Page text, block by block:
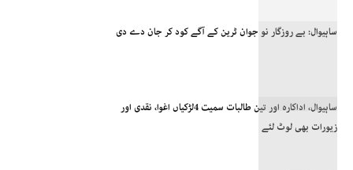
ساہیوال: بے روزگار نو جوان ٹرین کے آگے کود کر جان دے دی
ساہیوال، اداکارہ اور تین طالبات سمیت 4لڑکیاں اغوا، نقدی اور
زیورات بھی لوٹ لئے